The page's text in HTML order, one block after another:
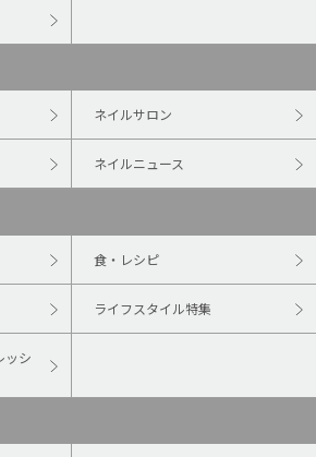
ネイルサロン
ネイルニュース
食・レシピ
ライフスタイル特集
ッシ